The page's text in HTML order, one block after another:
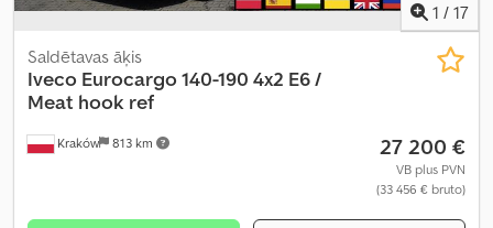
1 / 17
Kraków 813 km
Saldētavas āķis
Iveco Eurocargo 140-190 4x2 E6 /
Meat hook ref
27 200 €
VB plus PVN
(33 456 € bruto)